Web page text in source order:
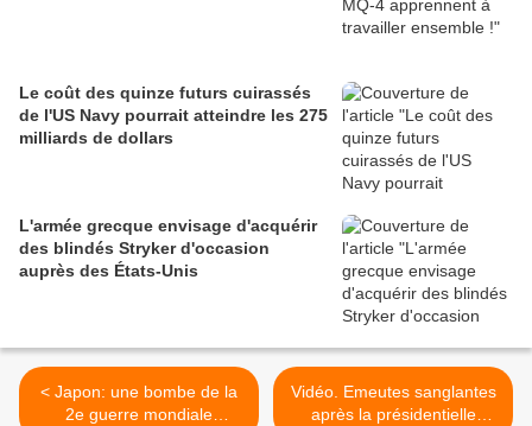
Le coût des quinze futurs cuirassés
de l'US Navy pourrait atteindre les 275
milliards de dollars
L'armée grecque envisage d'acquérir
des blindés Stryker d'occasion
auprès des États-Unis
< Japon: une bombe de la
2e guerre mondiale
Vidéo. Emeutes sanglantes
après la présidentielle